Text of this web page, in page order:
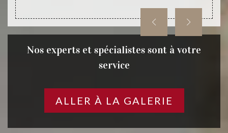
Nos experts et spécialistes sont à votre
service
ALLER À LA GALERIE